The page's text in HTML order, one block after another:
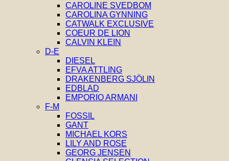
CAROLINE SVEDBOM
CAROLINA GYNNING
CATWALK EXCLUSIVE
COEUR DE LION
CALVIN KLEIN
D-E
DIESEL
EFVA ATTLING
DRAKENBERG SJÖLIN
EDBLAD
EMPORIO ARMANI
F-M
FOSSIL
GANT
MICHAEL KORS
LILY AND ROSE
GEORG JENSEN